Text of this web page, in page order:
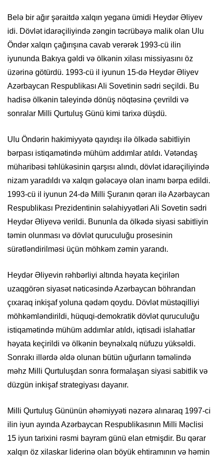
Belə bir ağır şəraitdə xalqın yeganə ümidi Heydər Əliyev
idi. Dövlət idarəçiliyində zəngin təcrübəyə malik olan Ulu
Öndər xalqın çağırışına cavab verərək 1993-cü ilin
iyununda Bakıya gəldi və ölkənin xilası missiyasını öz
üzərinə götürdü. 1993-cü il iyunun 15-də Heydər Əliyev
Azərbaycan Respublikası Ali Sovetinin sədri seçildi. Bu
hadisə ölkənin taleyində dönüş nöqtəsinə çevrildi və
sonralar Milli Qurtuluş Günü kimi tarixə düşdü.
Ulu Öndərin hakimiyyətə qayıdışı ilə ölkədə sabitliyin
bərpası istiqamətində mühüm addımlar atıldı. Vətəndaş
müharibəsi təhlükəsinin qarşısı alındı, dövlət idarəçiliyində
nizam yaradıldı və xalqın gələcəyə olan inamı bərpa edildi.
1993-cü il iyunun 24-də Milli Şuranın qərarı ilə Azərbaycan
Respublikası Prezidentinin səlahiyyətləri Ali Sovetin sədri
Heydər Əliyevə verildi. Bununla da ölkədə siyasi sabitliyin
təmin olunması və dövlət quruculuğu prosesinin
sürətləndirilməsi üçün möhkəm zəmin yarandı.
Heydər Əliyevin rəhbərliyi altında həyata keçirilən
uzaqgörən siyasət nəticəsində Azərbaycan böhrandan
çıxaraq inkişaf yoluna qədəm qoydu. Dövlət müstəqilliyi
möhkəmləndirildi, hüquqi-demokratik dövlət quruculuğu
istiqamətində mühüm addımlar atıldı, iqtisadi islahatlar
həyata keçirildi və ölkənin beynəlxalq nüfuzu yüksəldi.
Sonrakı illərdə əldə olunan bütün uğurların təməlində
məhz Milli Qurtuluşdan sonra formalaşan siyasi sabitlik və
düzgün inkişaf strategiyası dayanır.
Milli Qurtuluş Gününün əhəmiyyəti nəzərə alınaraq 1997-ci
ilin iyun ayında Azərbaycan Respublikasının Milli Məclisi
15 iyun tarixini rəsmi bayram günü elan etmişdir. Bu qərar
xalqın öz xilaskar liderinə olan böyük ehtiramının və həmin